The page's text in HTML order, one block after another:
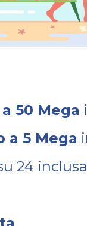
50 Mega
a 5 Mega
24